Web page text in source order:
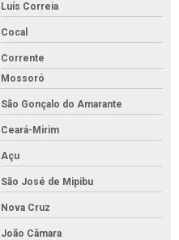
Luís Correia
Cocal
Corrente
Mossoró
São Gonçalo do Amarante
Ceará-Mirim
Açu
São José de Mipibu
Nova Cruz
João Câmara